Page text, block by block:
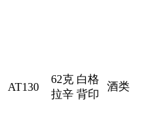
AT130
62克 白格
拉辛 背印
酒类